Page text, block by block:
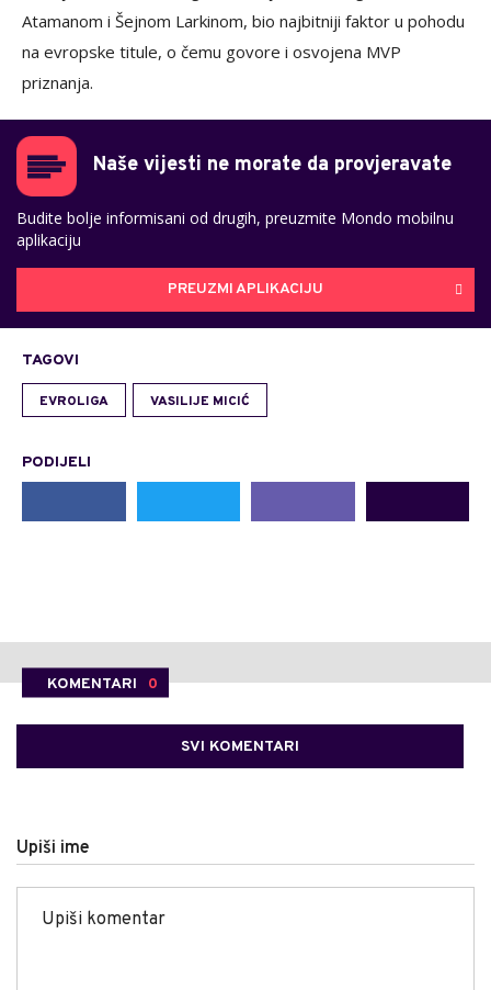
Atamanom i Šejnom Larkinom, bio najbitniji faktor u pohodu
na evropske titule, o čemu govore i osvojena MVP
priznanja.
Naše vijesti ne morate da provjeravate
Budite bolje informisani od drugih, preuzmite Mondo mobilnu
aplikaciju
PREUZMI APLIKACIJU
TAGOVI
EVROLIGA VASILIJE MICIĆ
PODIJELI
KOMENTARI 0
SVI KOMENTARI
Upiši ime